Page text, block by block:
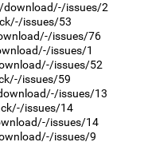
issues/2
issues/53
issues/76
issues/1
issues/52
issues/59
issues/13
issues/14
issues/14
issues/9